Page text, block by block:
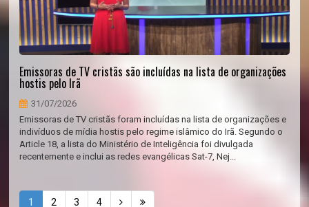
Emissoras de TV cristãs são incluídas na lista de organizações
hostis pelo Irã
31/07/2026
Emissoras de TV cristãs foram incluídas na lista de organizações e
indivíduos de mídia hostis pelo regime islâmico do Irã. Segundo o
Article 18, a lista do Ministério de Inteligência foi divulgada
recentemente e inclui as redes evangélicas Sat-7, Nej...
1 2 3 4